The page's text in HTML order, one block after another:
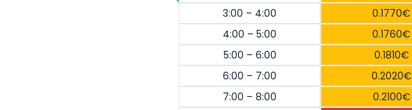
3:00 – 4:00
0.1770€
4:00 – 5:00
0.1760€
5:00 – 6:00
0.1810€
6:00 – 7:00
0.2020€
7:00 – 8:00
0.2100€